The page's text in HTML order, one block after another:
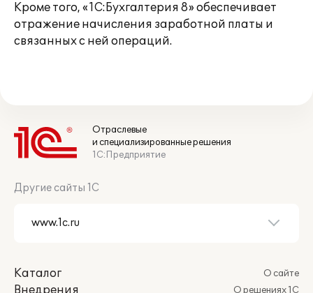
Кроме того, «1С:Бухгалтерия 8» обеспечивает
отражение начисления заработной платы и
связанных с ней операций.
Отраслевые
и специализированные решения
1С:Предприятие
Другие сайты 1С
Каталог
Внедрения
О сайте
О решениях 1С